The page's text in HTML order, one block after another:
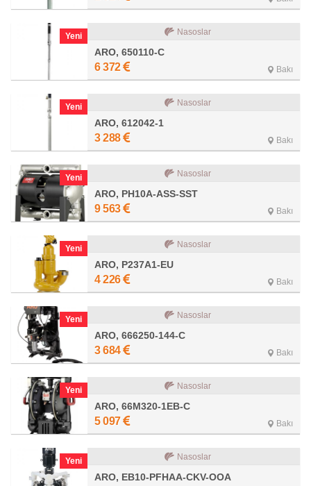
Yeni Nasoslar
ARO, 650110-C
6 372 Bakı
Yeni Nasoslar
ARO, 612042-1
3 288 Bakı
Yeni Nasoslar
ARO, PH10A-ASS-SST
9 563 Bakı
Yeni Nasoslar
ARO, P237A1-EU
4 226 Bakı
Yeni Nasoslar
ARO, 666250-144-C
3 684 Bakı
Yeni Nasoslar
ARO, 66M320-1EB-C
5 097 Bakı
Yeni Nasoslar
ARO, EB10-PFHAA-CKV-OOA